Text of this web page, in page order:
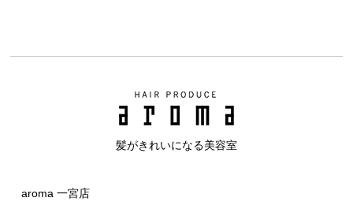
髪がきれいになる美容室
aroma 一宮店